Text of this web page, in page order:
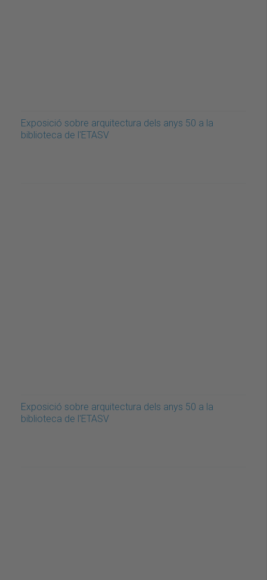
Exposició sobre arquitectura dels anys 50 a la
biblioteca de l'ETASV
Exposició sobre arquitectura dels anys 50 a la
biblioteca de l'ETASV